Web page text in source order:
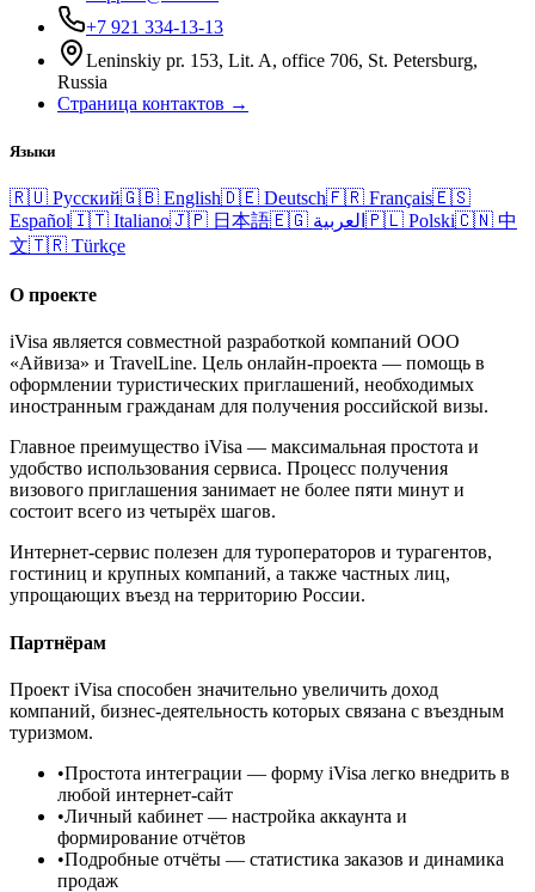
+7 921 334-13-13
Leninskiy pr. 153, Lit. A, office 706, St. Petersburg,
Russia
Страница контактов →
Языки
🇷🇺 Русский🇬🇧 English🇩🇪 Deutsch🇫🇷 Français🇪🇸
Español🇮🇹 Italiano🇯🇵 日本語🇪🇬 العربية 🇵🇱 Polski🇨🇳 中
文🇹🇷 Türkçe
О проекте
iVisa является совместной разработкой компаний ООО
«Айвиза» и TravelLine. Цель онлайн-проекта — помощь в
оформлении туристических приглашений, необходимых
иностранным гражданам для получения российской визы.
Главное преимущество iVisa — максимальная простота и
удобство использования сервиса. Процесс получения
визового приглашения занимает не более пяти минут и
состоит всего из четырёх шагов.
Интернет-сервис полезен для туроператоров и турагентов,
гостиниц и крупных компаний, а также частных лиц,
упрощающих въезд на территорию России.
Партнёрам
Проект iVisa способен значительно увеличить доход
компаний, бизнес-деятельность которых связана с въездным
туризмом.
•Простота интеграции — форму iVisa легко внедрить в
любой интернет-сайт
•Личный кабинет — настройка аккаунта и
формирование отчётов
•Подробные отчёты — статистика заказов и динамика
продаж